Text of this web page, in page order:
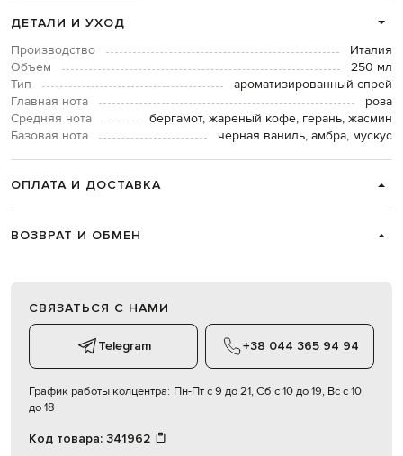
ДЕТАЛИ И УХОД
Производство
Италия
Объем
250 мл
Тип
ароматизированный спрей
Главная нота
роза
Средняя нота
бергамот, жареный кофе, герань, жасмин
Базовая нота
черная ваниль, амбра, мускус
ОПЛАТА И ДОСТАВКА
ВОЗВРАТ И ОБМЕН
СВЯЗАТЬСЯ С НАМИ
Telegram +38 044 365 94 94
График работы колцентра: Пн-Пт с 9 до 21, Сб с 10 до 19, Вс с 10
до 18
Код товара: 341962